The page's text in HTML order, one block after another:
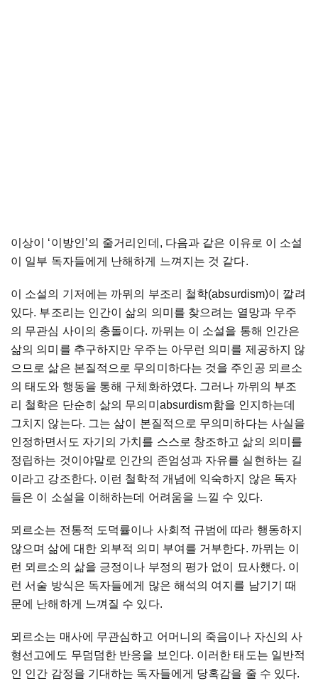
이상이 ‘이방인’의 줄거리인데, 다음과 같은 이유로 이 소설
이 일부 독자들에게 난해하게 느껴지는 것 같다.
이 소설의 기저에는 까뮈의 부조리 철학(absurdism)이 깔려
있다. 부조리는 인간이 삶의 의미를 찾으려는 열망과 우주
의 무관심 사이의 충돌이다. 까뮈는 이 소설을 통해 인간은
삶의 의미를 추구하지만 우주는 아무런 의미를 제공하지 않
으므로 삶은 본질적으로 무의미하다는 것을 주인공 뫼르소
의 태도와 행동을 통해 구체화하였다. 그러나 까뮈의 부조
리 철학은 단순히 삶의 무의미absurdism함을 인지하는데
그치지 않는다. 그는 삶이 본질적으로 무의미하다는 사실을
인정하면서도 자기의 가치를 스스로 창조하고 삶의 의미를
정립하는 것이야말로 인간의 존엄성과 자유를 실현하는 길
이라고 강조한다. 이런 철학적 개념에 익숙하지 않은 독자
들은 이 소설을 이해하는데 어려움을 느낄 수 있다.
뫼르소는 전통적 도덕률이나 사회적 규범에 따라 행동하지
않으며 삶에 대한 외부적 의미 부여를 거부한다. 까뮈는 이
런 뫼르소의 삶을 긍정이나 부정의 평가 없이 묘사했다. 이
런 서술 방식은 독자들에게 많은 해석의 여지를 남기기 때
문에 난해하게 느껴질 수 있다.
뫼르소는 매사에 무관심하고 어머니의 죽음이나 자신의 사
형선고에도 무덤덤한 반응을 보인다. 이러한 태도는 일반적
인 인간 감정을 기대하는 독자들에게 당혹감을 줄 수 있다.